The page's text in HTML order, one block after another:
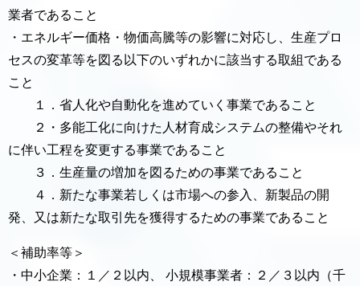
業者であること
・エネルギー価格・物価高騰等の影響に対応し、生産プロ
セスの変革等を図る以下のいずれかに該当する取組である
こと
１．省人化や自動化を進めていく事業であること
２・多能工化に向けた人材育成システムの整備やそれ
に伴い工程を変更する事業であること
３．生産量の増加を図るための事業であること
４．新たな事業若しくは市場への参入、新製品の開
発、又は新たな取引先を獲得するための事業であること
＜補助率等＞
・中小企業：１／２以内、 小規模事業者：２／３以内（千